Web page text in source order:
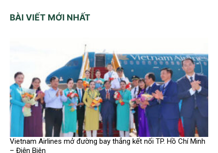
BÀI VIẾT MỚI NHẤT
Vietnam Airlines mở đường bay thẳng kết nối TP. Hồ Chí Minh
– Điện Biên